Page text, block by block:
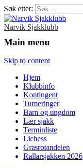
Søk etter:
Narvik Sjakklubb
Main menu
Skip to content
Hjem
Klubbinfo
Kontingent
Turneringer
Barn og ungdom
Lær sjakk
Terminliste
Lichess
Grasrotandelen
Rallarsjakken 2026